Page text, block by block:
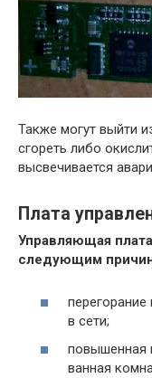
Также могут выйти
сгореть либо
высвечивается
Плата
Управляющая
следующим
перегорание
в сети;
повышенная
ванная